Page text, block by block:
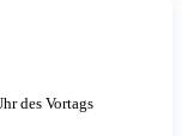
des Vortags